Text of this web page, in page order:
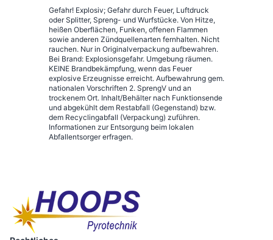
Gefahr! Explosiv; Gefahr durch Feuer, Luftdruck
oder Splitter, Spreng- und Wurfstücke. Von Hitze,
heißen Oberflächen, Funken, offenen Flammen
sowie anderen Zündquellenarten fernhalten. Nicht
rauchen. Nur in Originalverpackung aufbewahren.
Bei Brand: Explosionsgefahr. Umgebung räumen.
KEINE Brandbekämpfung, wenn das Feuer
explosive Erzeugnisse erreicht. Aufbewahrung gem.
nationalen Vorschriften 2. SprengV und an
trockenem Ort. Inhalt/Behälter nach Funktionsende
und abgekühlt dem Restabfall (Gegenstand) bzw.
dem Recyclingabfall (Verpackung) zuführen.
Informationen zur Entsorgung beim lokalen
Abfallentsorger erfragen.